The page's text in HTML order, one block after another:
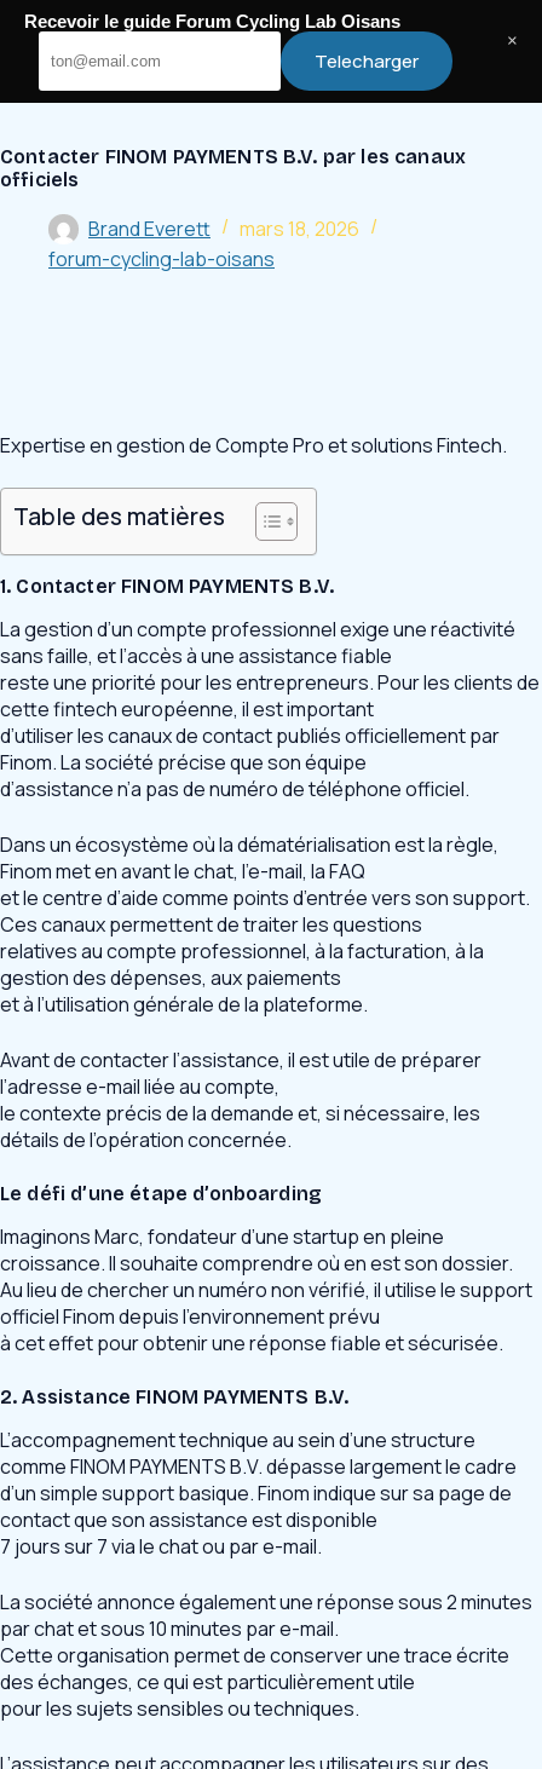
Passer
contenu
Cycling Lab Oisans
Contacter FINOM PAYMENTS B.V. par les canaux
officiels
Brand Everett
mars 18, 2026
forum-cycling-lab-oisans
Expertise en gestion de Compte Pro et solutions Fintech.
Table des matières
1. Contacter FINOM PAYMENTS B.V.
La gestion d’un compte professionnel exige une réactivité
sans faille, et l’accès à une assistance fiable
reste une priorité pour les entrepreneurs. Pour les clients de
cette fintech européenne, il est important
d’utiliser les canaux de contact publiés officiellement par
Finom. La société précise que son équipe
d’assistance n’a pas de numéro de téléphone officiel.
Dans un écosystème où la dématérialisation est la règle,
Finom met en avant le chat, l’e-mail, la FAQ
et le centre d’aide comme points d’entrée vers son support.
Ces canaux permettent de traiter les questions
relatives au compte professionnel, à la facturation, à la
gestion des dépenses, aux paiements
et à l’utilisation générale de la plateforme.
Avant de contacter l’assistance, il est utile de préparer
l’adresse e-mail liée au compte,
le contexte précis de la demande et, si nécessaire, les
détails de l’opération concernée.
Le défi d’une étape d’onboarding
Imaginons Marc, fondateur d’une startup en pleine
croissance. Il souhaite comprendre où en est son dossier.
Au lieu de chercher un numéro non vérifié, il utilise le support
officiel Finom depuis l’environnement prévu
à cet effet pour obtenir une réponse fiable et sécurisée.
2. Assistance FINOM PAYMENTS B.V.
L’accompagnement technique au sein d’une structure
comme FINOM PAYMENTS B.V. dépasse largement le cadre
d’un simple support basique. Finom indique sur sa page de
contact que son assistance est disponible
7 jours sur 7 via le chat ou par e-mail.
La société annonce également une réponse sous 2 minutes
par chat et sous 10 minutes par e-mail.
Cette organisation permet de conserver une trace écrite
des échanges, ce qui est particulièrement utile
pour les sujets sensibles ou techniques.
L’assistance peut accompagner les utilisateurs sur des
Recevoir le guide Forum Cycling Lab Oisans
Telecharger
×